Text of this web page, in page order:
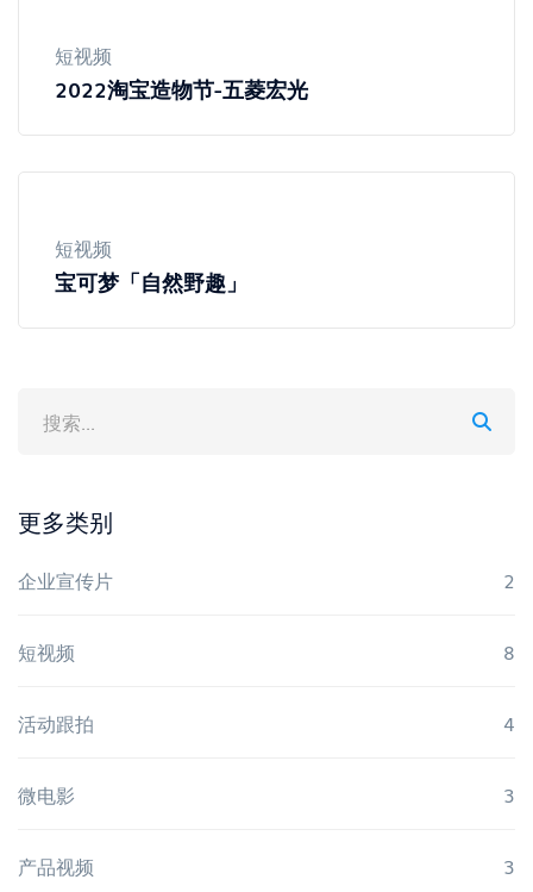
短视频
2022淘宝造物节-五菱宏光
短视频
宝可梦「自然野趣」
更多类别
企业宣传片 2
短视频 8
活动跟拍 4
微电影 3
产品视频 3